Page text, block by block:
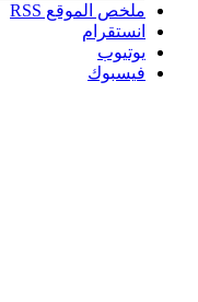
ملخص الموقع RSS
انستقرام
يوتيوب
فيسبوك